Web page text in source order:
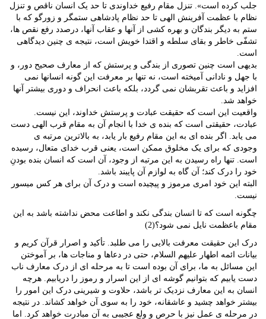
جلب کرده است». تنزل مقام رفیع خداوندی تا حد یک انسان ناقص و تنزل
نظام با عظمت آفرینش الهی تا حد نظام پادشاهی ستمگر و زورگو که با
ستم به دیگر بندگان و بهره کشی از آنها و عقاب آنها، درصدد رفع نقص ها،
تشفّی خاطر و بقای سلطه و اقتدا خویش است، نتیجه ی چنین دیدگاهی
است.
بدیهی است چنین تصوری از بندگی و پرستش که از معارف صحیح دور، و
با جهل و نادانی آمیخته است، نه تنها بر معرفت این گونه انسانها نمی
افزاید و باعث تقربشان نمی گردد، بلکه باعث انحراف و دوری بیشتر آنها
خواهد شد.
واقعیت این است که حقیقت عبادت و پرستش خداوند، این نیست.
عبادت، حقیقتی است که بنده ی خدا با انجام آن به مقام قرب الهی دست
می یابد. اگر بنده ای به این مقام رفیع بار یابد، به بالاترین مرتبه ی
وجودی که برای یک مخلوق ممکن است، یعنی قرب خدای متعال، رسیده
است. تنها راه رسیدن به این مرتبه از وجود، آن است که انسان بنده بودنِ
خود را درک کند؛ آن گاه به لوازم آن پایبند باشد.
البته این خود امری مرموز و پیچیده است و درک آن برای هر کس میسور
نیست.
چگونه است که تا انسان بندگی نکند و اطاعت محض نداشته باشد به این
مقام باعظمت نایل نمی شود؟(2)
درک این حقیقت معرفت بالایی را می طلبد. تأکید و اصرار قرآن کریم و
بیانات ائمه اطهار علیهم السلام، حتی در دعاها و مناجات ها، بر آموختن
این مسائل به ما، برای آن بوده است تا به مرحله ای از درک معارف ناب
دست یابیم که بتوانیم گوشه ای از این اسرار و رموز را دریابیم. هرچه
انسان به این معارف نزدیک تر باشد، حلاوت و شیرینی درک این امور را
بیشتر خواهد چشید و عاشقانه، خود را به سوی آن خواهد کشاند. در نتیجه
در مرحله ی عمل نیز با حرص و ولع عجیبی به آن مبادرت خواهد کرد. اما